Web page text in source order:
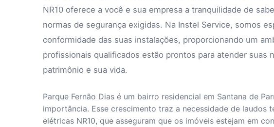
NR10 oferece a você e sua empresa a tranquilidade de
normas de segurança exigidas. Na Instel Service, somos
conformidade das suas instalações, proporcionando um
profissionais qualificados estão prontos para atender suas
patrimônio e sua vida.
Parque Fernão Dias é um bairro residencial em Santana de
importância. Esse crescimento traz a necessidade de laudos
elétricas NR10, que asseguram que os imóveis estejam em